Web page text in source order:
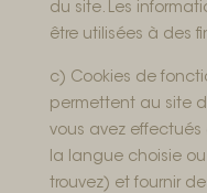
du site. Les
être utilisées à des
c) Cookies de
permettent au site
vous avez effectués
la langue choisie
trouvez) et fournir